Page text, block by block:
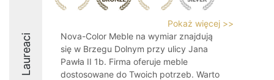
Laureaci
Pokaż więcej >>
Nova-Color Meble na wymiar znajdują
się w Brzegu Dolnym przy ulicy Jana
Pawła II 1b. Firma oferuje meble
dostosowane do Twoich potrzeb. Warto